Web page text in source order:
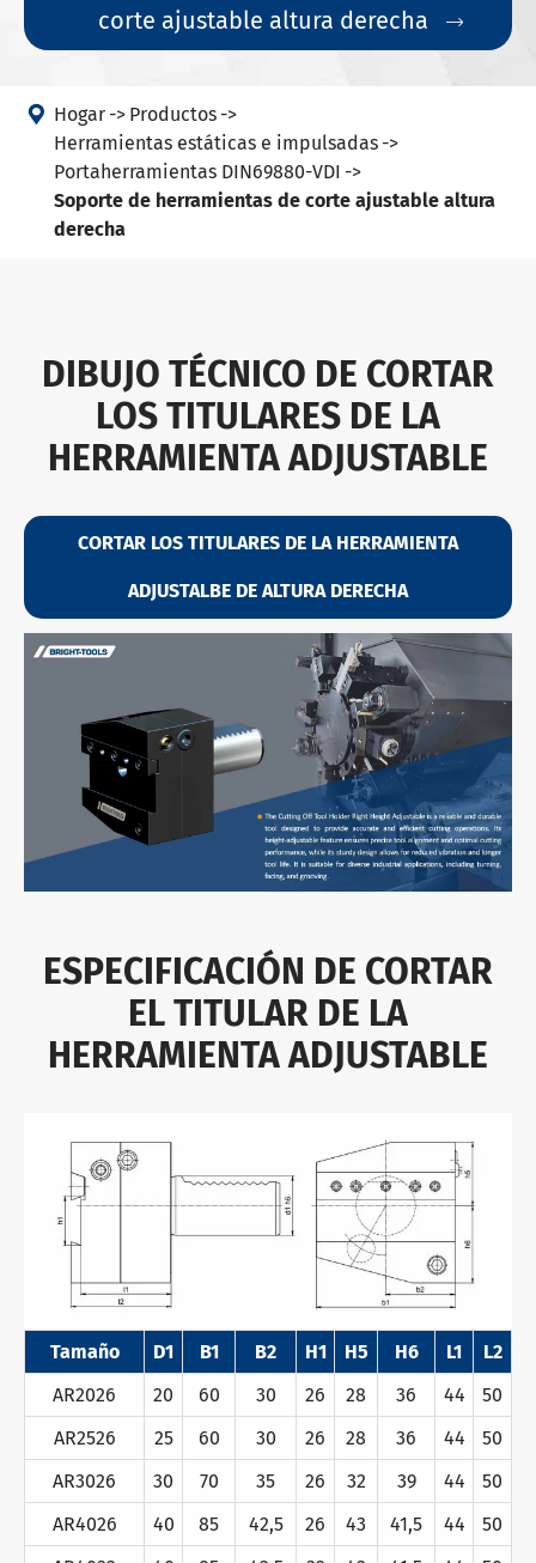
corte ajustable altura derecha

 Hogar
Productos
Herramientas estáticas e impulsadas
Portaherramientas DIN69880-VDI
Soporte de herramientas de corte ajustable altura
derecha
DIBUJO TÉCNICO DE CORTAR
LOS TITULARES DE LA
HERRAMIENTA ADJUSTABLE
CORTAR LOS TITULARES DE LA HERRAMIENTA
ADJUSTALBE DE ALTURA DERECHA
ESPECIFICACIÓN DE CORTAR
EL TITULAR DE LA
HERRAMIENTA ADJUSTABLE
Tamaño D1 B1 B2 H1 H5 H6 L1
L2
AR2026
20 60 30 26 28 36 44
50
AR2526
25 60 30 26 28 36 44
50
AR3026
30 70 35 26 32 39 44
50
AR4026
40 85 42,5 26 43 41,5 44
50